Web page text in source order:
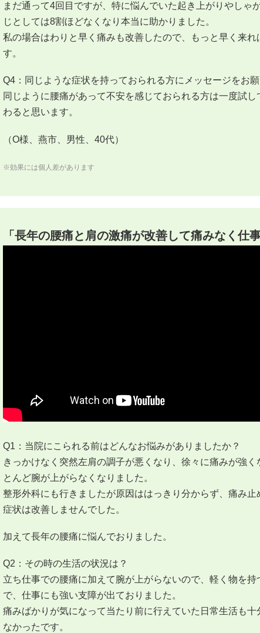
まだ通って4回目ですが、特に悩んでいた起き上がりやしゃ
じとしては8割ほどなくなり本当に助かりました。
私の場合はわりと早く痛みも改善したので、もっと早く来れ
す。
Q4：同じような症状を持っておられる方にメッセージをお
同じように腰痛があって不安を感じておられる方は一度試
わると思います。
（O様、燕市、男性、40代）
※効果には個人差があります
「長年の腰痛と肩の激痛が改善して痛みなく仕
Q1：当院にこられる前はどんなお悩みがありましたか？
きっかけなく突然左肩の調子が悪くなり、徐々に痛みが強
とんど腕が上がらなくなりました。
整形外科にも行きましたが原因ははっきり分からず、痛み止
症状は改善しませんでした。
加えて長年の腰痛に悩んでおりました。
Q2：その時の生活の状況は？
立ち仕事での腰痛に加えて腕が上がらないので、軽く物を
で、仕事にも強い支障が出ておりました。
痛みばかりが気になって当たり前に行えていた日常生活も
なかったです。